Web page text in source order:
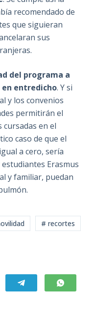
recomendado de
que siguieran
sus
del programa a
en entredicho. Y si
y los convenios
permitirán el
en el
caso de que el
a cero, sería
Erasmus
y familiar, puedan
# recortes